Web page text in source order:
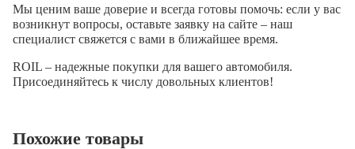
Мы ценим ваше доверие и всегда готовы помочь: если у вас
возникнут вопросы, оставьте заявку на сайте – наш
специалист свяжется с вами в ближайшее время.
ROIL – надежные покупки для вашего автомобиля.
Присоединяйтесь к числу довольных клиентов!
Похожие товары